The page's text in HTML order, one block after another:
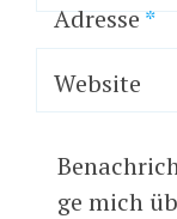
Adresse*
Website
ge mich